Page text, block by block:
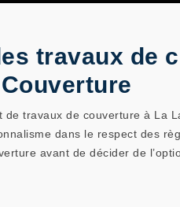
travaux de
de travaux de couverture à
dans le respect des
avant de décider de